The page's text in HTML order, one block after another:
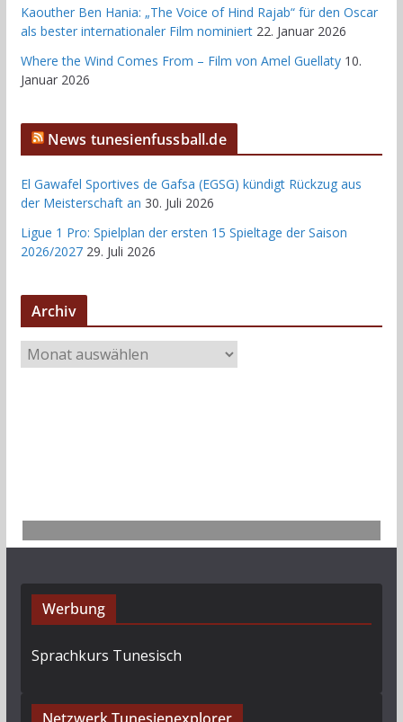
Kaouther Ben Hania: „The Voice of Hind Rajab“ für den Oscar
als bester internationaler Film nominiert 22. Januar 2026
Where the Wind Comes From – Film von Amel Guellaty 10.
Januar 2026
News tunesienfussball.de
El Gawafel Sportives de Gafsa (EGSG) kündigt Rückzug aus
der Meisterschaft an 30. Juli 2026
Ligue 1 Pro: Spielplan der ersten 15 Spieltage der Saison
2026/2027 29. Juli 2026
Archiv
r
Werbung
Sprachkurs Tunesisch